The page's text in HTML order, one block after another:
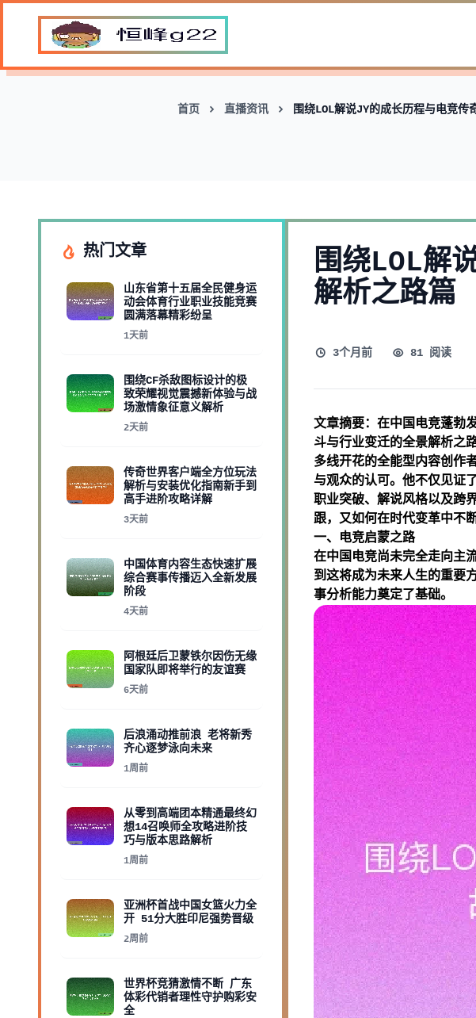
首页 直播资讯 围绕LOL解说JY的成长历程与电竞传
热门文章
山东省第十五届全民健身运
动会体育行业职业技能竞赛
圆满落幕精彩纷呈
1天前
围绕CF杀敌图标设计的极
致荣耀视觉震撼新体验与战
场激情象征意义解析
2天前
传奇世界客户端全方位玩法
解析与安装优化指南新手到
高手进阶攻略详解
3天前
中国体育内容生态快速扩展
综合赛事传播迈入全新发展
阶段
4天前
阿根廷后卫蒙铁尔因伤无缘
国家队即将举行的友谊赛
6天前
后浪涌动推前浪 老将新秀
齐心逐梦泳向未来
1周前
从零到高端团本精通最终幻
想14召唤师全攻略进阶技
巧与版本思路解析
1周前
亚洲杯首战中国女篮火力全
开 51分大胜印尼强势晋级
2周前
世界杯竞猜激情不断 广东
体彩代销者理性守护购彩安
全
围绕LOL解
解析之路篇
3个月前 81 阅读
文章摘要：在中国电竞蓬勃
斗与行业变迁的全景解析之
多线开花的全能型内容创作
与观众的认可。他不仅见证
职业突破、解说风格以及跨
跟，又如何在时代变革中不
一、电竞启蒙之路
在中国电竞尚未完全走向主
到这将成为未来人生的重要
事分析能力奠定了基础。